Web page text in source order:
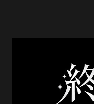
influências da música
Entre os maiores sucessos
"Nada Sousou",